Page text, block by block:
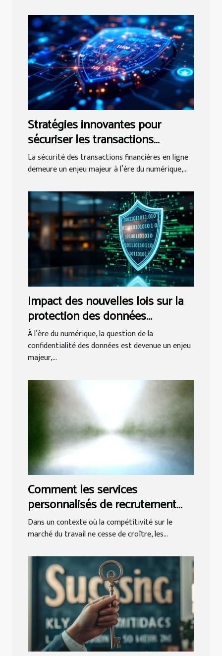
Stratégies innovantes pour
sécuriser les transactions
financières en ligne
La sécurité des transactions financières en ligne
demeure un enjeu majeur à l’ère du numérique,...
Impact des nouvelles lois sur la
protection des données
personnelles dans le secteur
juridique
À l’ère du numérique, la question de la
confidentialité des données est devenue un enjeu
majeur,...
Comment les services
personnalisés de recrutement
peuvent transformer votre
entreprise ?
Dans un contexte où la compétitivité sur le
marché du travail ne cesse de croître, les...